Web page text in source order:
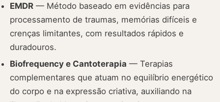
EMDR — Método baseado em evidências para
processamento de traumas, memórias difíceis e
crenças limitantes, com resultados rápidos e
duradouros.
Biofrequency e Cantoterapia — Terapias
complementares que atuam no equilíbrio energético
do corpo e na expressão criativa, auxiliando na